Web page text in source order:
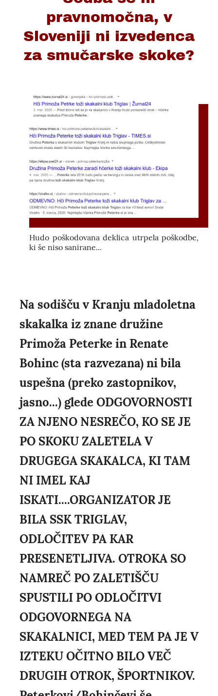
pravnomočna, v
Sloveniji ni izvedenca
za smučarske skoke?
Hudo poškodovana deklica utrpela poškodbe,
ki še niso sanirane...
Na sodišču v Kranju mladoletna
skakalka iz znane družine
Primoža Peterke in Renate
Bohinc (sta razvezana) ni bila
uspešna (preko zastopnikov,
jasno...) glede ODGOVORNOSTI
ZA NJENO NESREČO, KO SE JE
PO SKOKU ZALETELA V
DRUGEGA SKAKALCA, KI TAM
NI IMEL KAJ
ISKATI....ORGANIZATOR JE
BILA SSK TRIGLAV,
ODLOČITEV PA KAR
PRESENETLJIVA. OTROKA SO
NAMREČ PO ZALETIŠČU
SPUSTILI PO ODLOČITVI
ODGOVORNEGA NA
SKAKALNICI, MED TEM PA JE V
IZTEKU OČITNO BILO VEČ
DRUGIH OTROK, ŠPORTNIKOV.